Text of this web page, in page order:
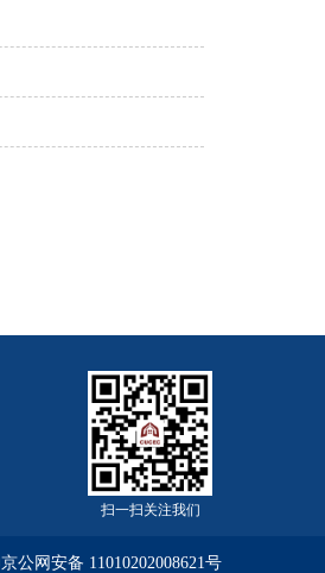
扫一扫关注我们
京公网安备 11010202008621号